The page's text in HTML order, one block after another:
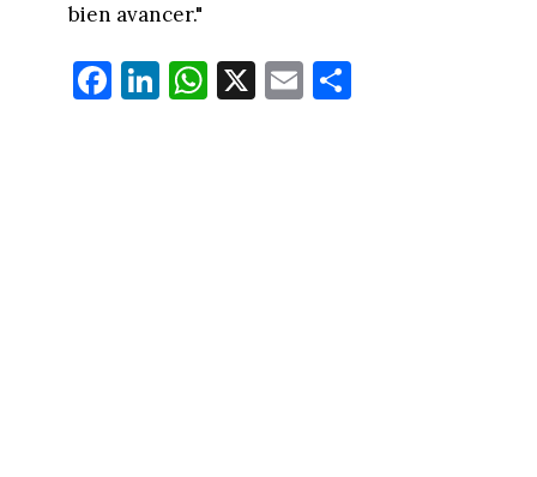
bien avancer."
Fa
ce
Li
nk
W
ha
X E
m
Pa